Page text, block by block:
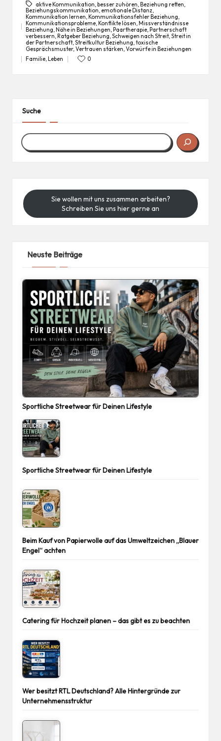
Tags:
aktive Kommunikation besser zuhören Beziehung retten
Beziehungskommunikation, emotionale Distanz,
Kommunikation lernen, Kommunikationsfehler Beziehung,
Kommunikationsprobleme, Konflikte lösen, Missverständnisse
Beziehung, Nähe in Beziehungen, Paartherapie, Partnerschaft
verbessern, Ratgeber Beziehung,Schweigen nach Streit,Streit in
der Partnerschaft,Streitkultur Beziehung,toxische
Gesprächsmuster,Vertrauen stärken,Vorwürfe in Beziehungen
Posted
Familie ,Leben 0
Suche
Sie wollen mit uns zusammen arbeiten?
Schreiben Sie uns hier gerne an
Neuste Beiträge
Sportliche Streetwear für Deinen Lifestyle
Sportliche Streetwear für Deinen Lifestyle
Beim Kauf von Papierwolle auf das Umweltzeichen „Blauer
Engel“ achten
Catering für Hochzeit planen – das gibt es zu beachten
Wer besitzt RTL Deutschland? Alle Hintergründe zur
Unternehmensstruktur